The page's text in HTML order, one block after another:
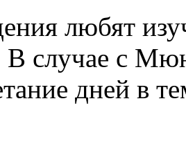
любят
случае с
дней в